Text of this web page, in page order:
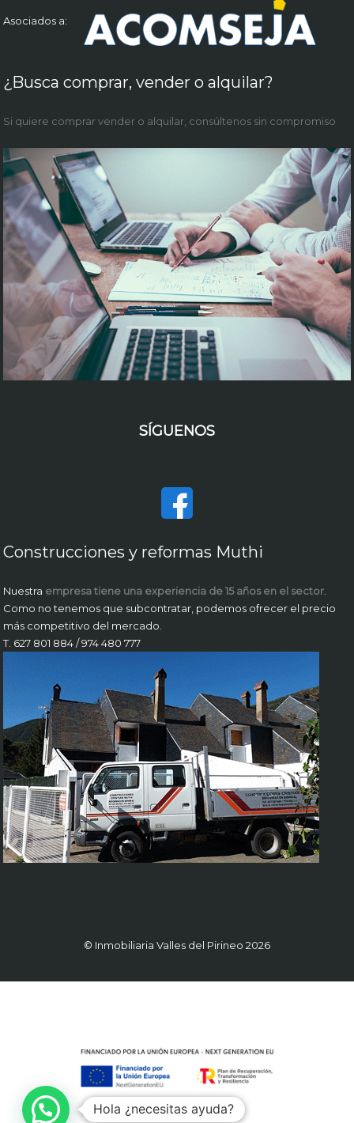
Asociados a:
¿Busca comprar, vender o alquilar?
Si quiere comprar vender o alquilar, consúltenos sin compromiso
SÍGUENOS
Construcciones y reformas Muthi
Nuestra empresa tiene una experiencia de 15 años en el sector
Como no tenemos que subcontratar, podemos ofrecer el precio
más competitivo del mercado.
T. 627 801 884 / 974 480 777
© Inmobiliaria Valles del Pirineo 2026
Hola ¿necesitas ayuda?